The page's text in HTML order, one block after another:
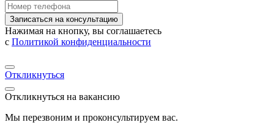
Записаться на консультацию
Нажимая на кнопку, вы соглашаетесь
с Политикой конфиденциальности
Откликнуться
Откликнуться на вакансию
Мы перезвоним и проконсультируем вас.